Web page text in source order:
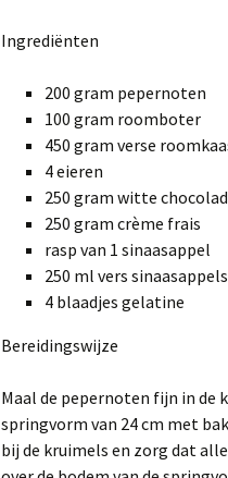
Ingrediënten
200 gram pepernoten
100 gram roomboter
450 gram verse
4 eieren
250 gram witte
250 gram crème frais
rasp van 1 sinaasappel
250 ml vers
4 blaadjes gelatine
Bereidingswijze
Maal de pepernoten fijn in de
springvorm van 24 cm met
bij de kruimels en zorg dat